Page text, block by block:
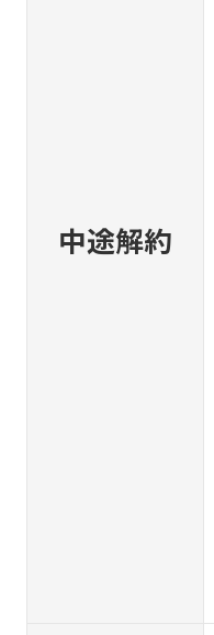
中途解約